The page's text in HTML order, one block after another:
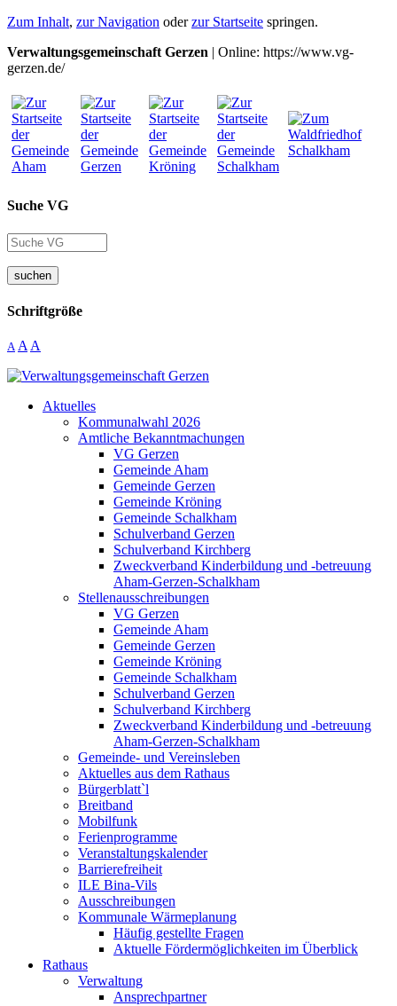
Zum Inhalt, zur Navigation oderzur Startseite springen.
Verwaltungsgemeinschaft Gerzen | Online: https://www.vg-
gerzen.de/
Suche VG
suchen
Schriftgröße
A A A
Aktuelles
Kommunalwahl 2026
Amtliche Bekanntmachungen
VG Gerzen
Gemeinde Aham
Gemeinde Gerzen
Gemeinde Kröning
Gemeinde Schalkham
Schulverband Gerzen
Schulverband Kirchberg
Zweckverband Kinderbildung und -betreuung
Aham-Gerzen-Schalkham
Stellenausschreibungen
VG Gerzen
Gemeinde Aham
Gemeinde Gerzen
Gemeinde Kröning
Gemeinde Schalkham
Schulverband Gerzen
Schulverband Kirchberg
Zweckverband Kinderbildung und -betreuung
Aham-Gerzen-Schalkham
Gemeinde- und Vereinsleben
Aktuelles aus dem Rathaus
Bürgerblatt`l
Breitband
Mobilfunk
Ferienprogramme
Veranstaltungskalender
Barrierefreiheit
ILE Bina-Vils
Ausschreibungen
Kommunale Wärmeplanung
Häufig gestellte Fragen
Aktuelle Fördermöglichkeiten im Überblick
Rathaus
Verwaltung
Ansprechpartner